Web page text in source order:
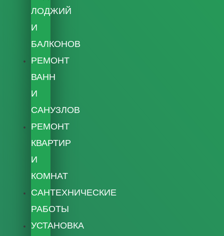
ЛОДЖИЙ
И
БАЛКОНОВ
РЕМОНТ
ВАНН
И
САНУЗЛОВ
РЕМОНТ
КВАРТИР
И
КОМНАТ
САНТЕХНИЧЕСКИЕ
РАБОТЫ
УСТАНОВКА